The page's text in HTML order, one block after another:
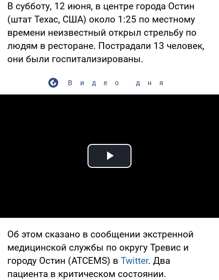
В субботу, 12 июня, в центре города Остин
(штат Техас, США) около 1:25 по местному
времени неизвестный открыл стрельбу по
людям в ресторане. Пострадали 13 человек,
они были госпитализированы.
Видео дня
Play Video
Об этом сказано в сообщении экстренной
медицинской службы по округу Тревис и
городу Остин (ATCEMS) в Twitter. Два
пациента в критическом состоянии.